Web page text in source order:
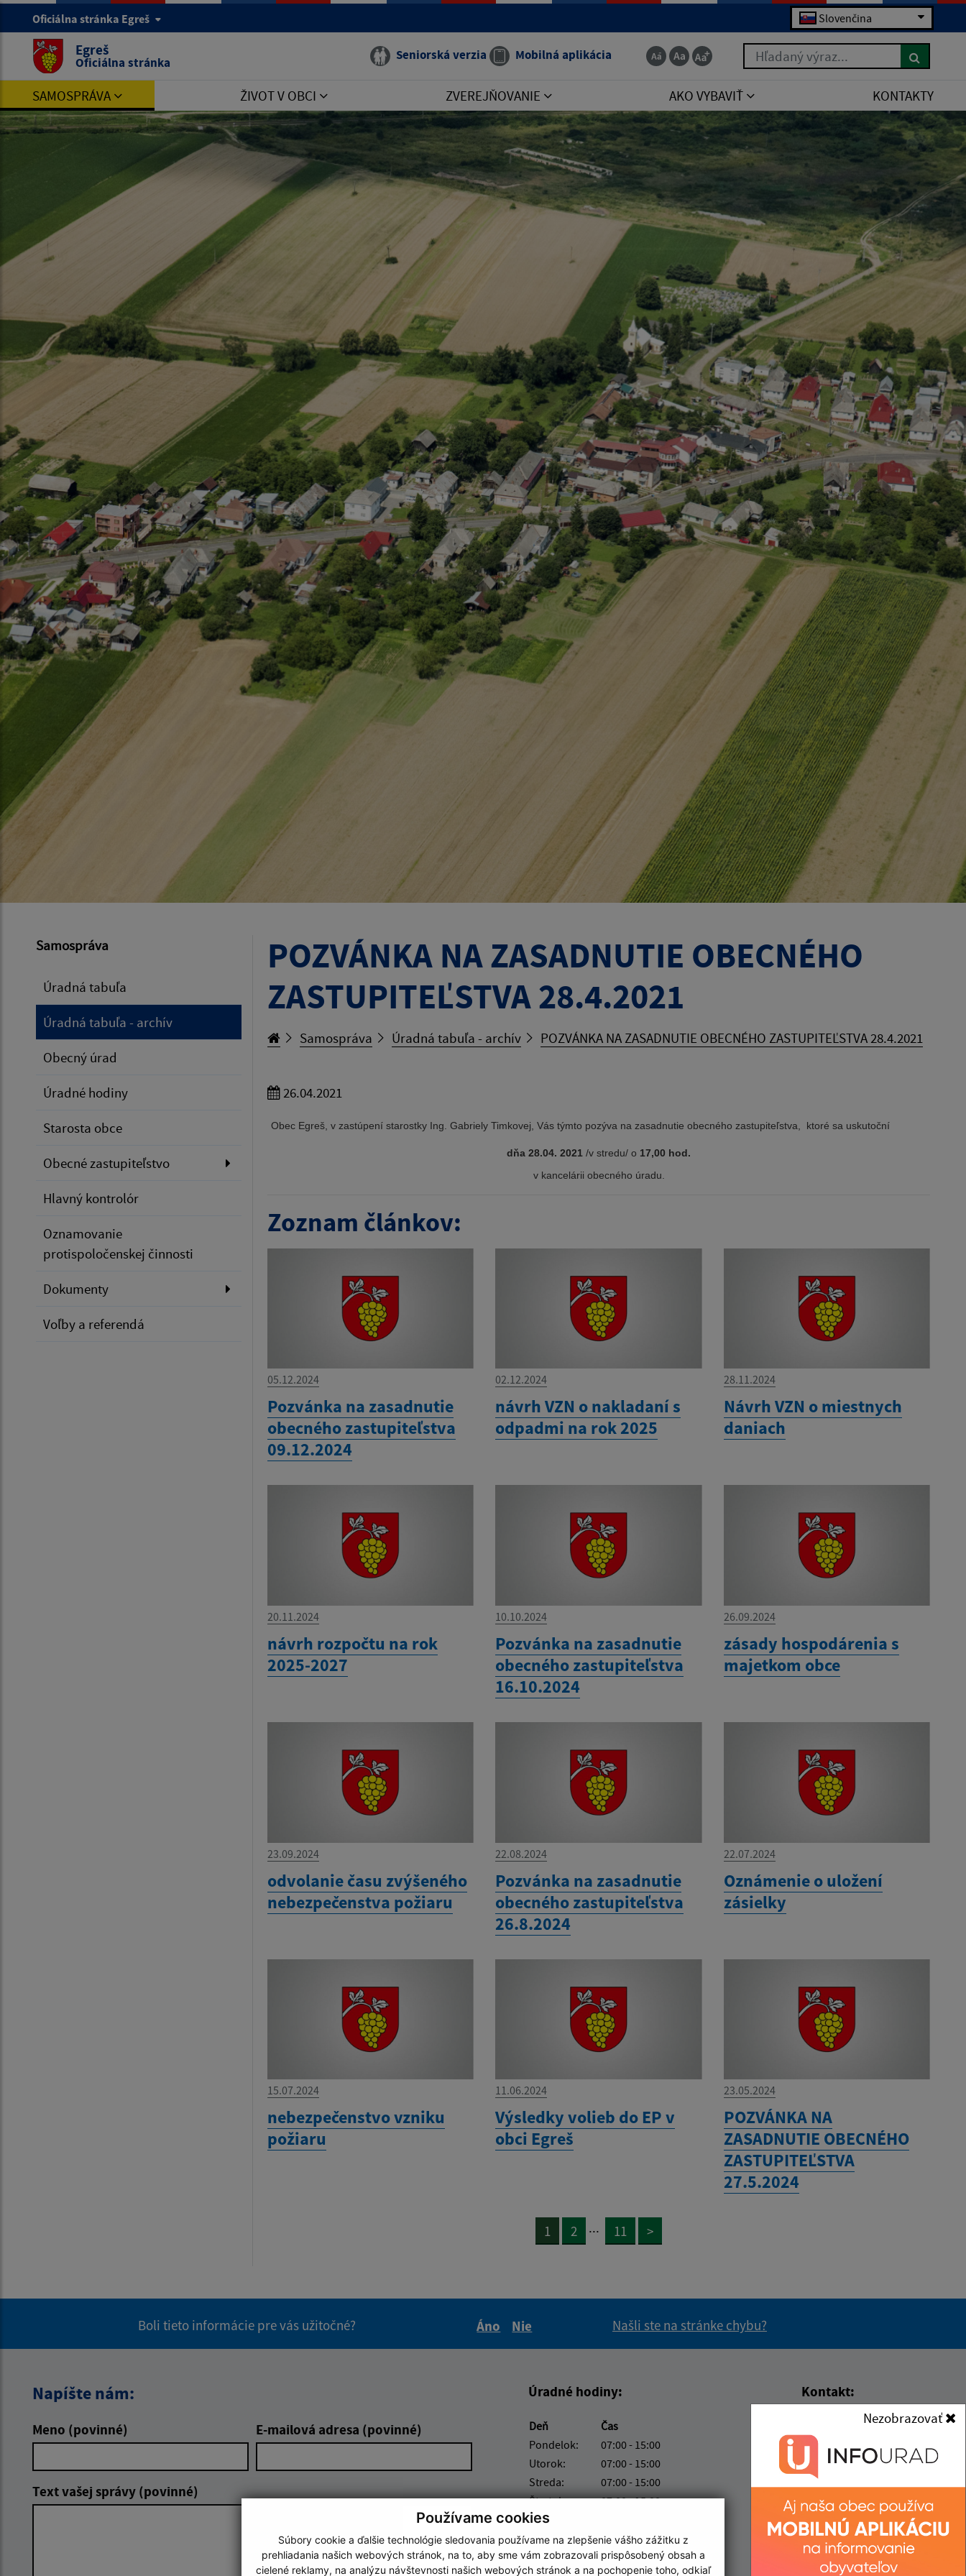
Používame cookies
Súbory cookie a ďalšie technológie sledovania používame na zlepšenie vášho zážitku z
prehliadania našich webových stránok, na to, aby sme vám zobrazovali prispôsobený obsah a
cielené reklamy, na analýzu návštevnosti našich webových stránok a na pochopenie toho, odkiaľ
Nezobrazovať
Oficiálna stránka Egreš Slovenčina
Egreš
Oficiálna stránka Seniorská verzia Mobilná aplikácia Hľadaný výraz...
SAMOSPRÁVA ŽIVOT V OBCI ZVEREJŇOVANIE AKO VYBAVIŤ KONTAKTY
Samospráva
Úradná tabuľa
Úradná tabuľa - archív
Obecný úrad
Úradné hodiny
Starosta obce
Obecné zastupiteľstvo
Hlavný kontrolór
Oznamovanie
protispoločenskej činnosti
Dokumenty
Voľby a referendá
POZVÁNKA NA ZASADNUTIE OBECNÉHO
ZASTUPITEĽSTVA 28.4.2021
Samospráva Úradná tabuľa - archív POZVÁNKA NA ZASADNUTIE OBECNÉHO ZASTUPITEĽSTVA 28.4.2021
26.04.2021
Obec Egreš, v zastúpení starostky Ing. Gabriely Timkovej, Vás týmto pozýva na zasadnutie obecného zastupiteľstva, ktoré sa uskutoční
dňa 28.04. 2021 /v stredu/ o 17,00 hod.
v kancelárii obecného úradu.
Zoznam článkov:
05.12.2024
Pozvánka na zasadnutie
obecného zastupiteľstva
09.12.2024
02.12.2024
návrh VZN o nakladaní s
odpadmi na rok 2025
28.11.2024
Návrh VZN o miestnych
daniach
20.11.2024
návrh rozpočtu na rok
2025-2027
10.10.2024
Pozvánka na zasadnutie
obecného zastupiteľstva
16.10.2024
26.09.2024
zásady hospodárenia s
majetkom obce
23.09.2024
odvolanie času zvýšeného
nebezpečenstva požiaru
22.08.2024
Pozvánka na zasadnutie
obecného zastupiteľstva
26.8.2024
22.07.2024
Oznámenie o uložení
zásielky
15.07.2024
nebezpečenstvo vzniku
požiaru
11.06.2024
Výsledky volieb do EP v
obci Egreš
23.05.2024
POZVÁNKA NA
ZASADNUTIE OBECNÉHO
ZASTUPITEĽSTVA
27.5.2024
1 2 ... 11 >
Boli tieto informácie pre vás užitočné?
Áno
Nie
Našli ste na stránke chybu?
Napíšte nám:
Meno (povinné) E-mailová adresa (povinné)
Text vašej správy (povinné)
Úradné hodiny:
Deň
Čas
Pondelok:
07:00 - 15:00
Utorok:
07:00 - 15:00
Streda:
07:00 - 15:00
Štvrtok:
07:00 - 15:00
Piatok:
Kontakt:
Obecný úrad Egreš
Egreš 78
075 01 Egreš
obecegres@obecegres.sk
+421 56 67 99 261
IČO: 00331520